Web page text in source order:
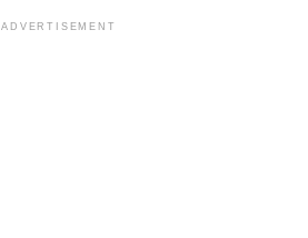
ADVERTISEMENT